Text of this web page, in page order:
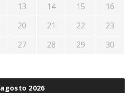
agosto 2026
13 14 15
16
20 21 22
23
27 28 29
30